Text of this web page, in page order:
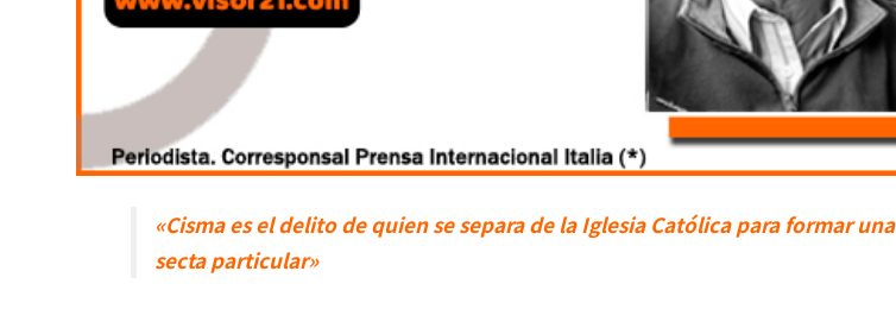
«Cisma es el delito de quien se separa de la Iglesia Católica para formar una
secta particular»